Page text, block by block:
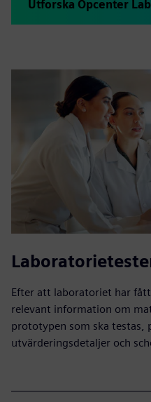
Utforska Opcenter
Efter att laboratoriet har
relevant information om
prototypen som ska testas,
utvärderingsdetaljer och